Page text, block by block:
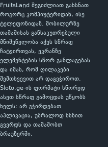
FruitsLand შეგიძლიათ გახსნათ
როგორც კომპიუტერიდან, ისე
ტელეფონიდან. მობილურზე
თამაშისას განსაკუთრებული
მნიშვნელობა აქვს სწრაფ
ჩატვირთვას, ეკრანზე
ელემენტების სწორ განლაგებას
და იმას, რომ ღილაკები
შემთხვევით არ დაგეჭიროთ.
Sloto.ge-ის ფორმატი სწორედ
ასეთ სწრაფ გამოცდას უწყობს
ხელს: არ გჭირდებათ
აპლიკაცია, უბრალოდ ხსნით
გვერდს და თამაშობთ
ბრაუზერში.